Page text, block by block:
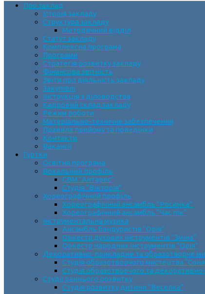
Про заклад
Історія закладу
Структура закладу
Методичний відділ
Статут закладу
Комплексна програма
Програми
Стратегія розвитку закладу
Фінансова звітність
Звіти про діяльність закладу
Закупівлі
Інструкція з діловодства
Кадровий склад закладу
Режим роботи
Матеріально-технічне забезпечення
Правила прийому та поведінки
Контакти
Вакансії
Гуртки
Освітня програма
Вокальний профіль
СВМ “Антарес”
Студія “Вікторія”
Хореографічний профіль
Хореографічний ансамбль “Росинка”
Хореографічний ансамбль “Час пік”
Інструментальна музика
Ансамбль бандуристів “Орія”
Оркестр духових інструментів “Зміна”
Оркестр народних інструментів “Орія”
Декоративно-прикладне та образотворче
Cтудія образотворчого мистецтва
Студія образотворчого та
Студії раннього розвитку
Студія розвитку дитини “Веселка”